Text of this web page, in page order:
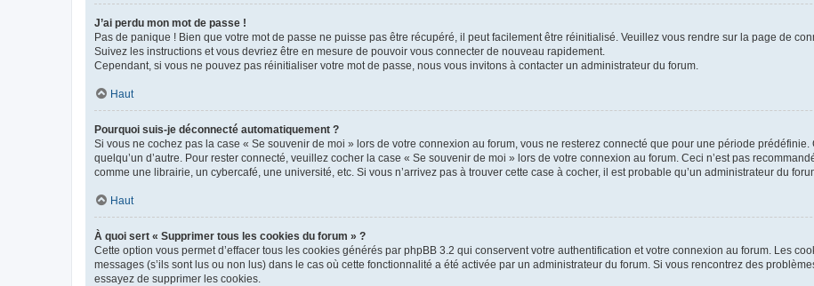
J’ai perdu mon mot de passe !
Pas de panique ! Bien que votre mot de passe ne puisse pas être récupéré, il peut facilement être réinitialisé. Veuillez vous rendre sur la page de
Suivez les instructions et vous devriez être en mesure de pouvoir vous connecter de nouveau rapidement.
Cependant, si vous ne pouvez pas réinitialiser votre mot de passe, nous vous invitons à contacter un administrateur du forum.
Haut
Pourquoi suis-je déconnecté automatiquement ?
Si vous ne cochez pas la case « Se souvenir de moi » lors de votre connexion au forum, vous ne resterez connecté que pour une période
quelqu’un d’autre. Pour rester connecté, veuillez cocher la case « Se souvenir de moi » lors de votre connexion au forum. Ceci n’est pas
comme une librairie, un cybercafé, une université, etc. Si vous n’arrivez pas à trouver cette case à cocher, il est probable qu’un administrateur du
Haut
À quoi sert « Supprimer tous les cookies du forum » ?
Cette option vous permet d’effacer tous les cookies générés par phpBB 3.2 qui conservent votre authentification et votre connexion au forum. Les
messages (s’ils sont lus ou non lus) dans le cas où cette fonctionnalité a été activée par un administrateur du forum. Si vous rencontrez des
essayez de supprimer les cookies.